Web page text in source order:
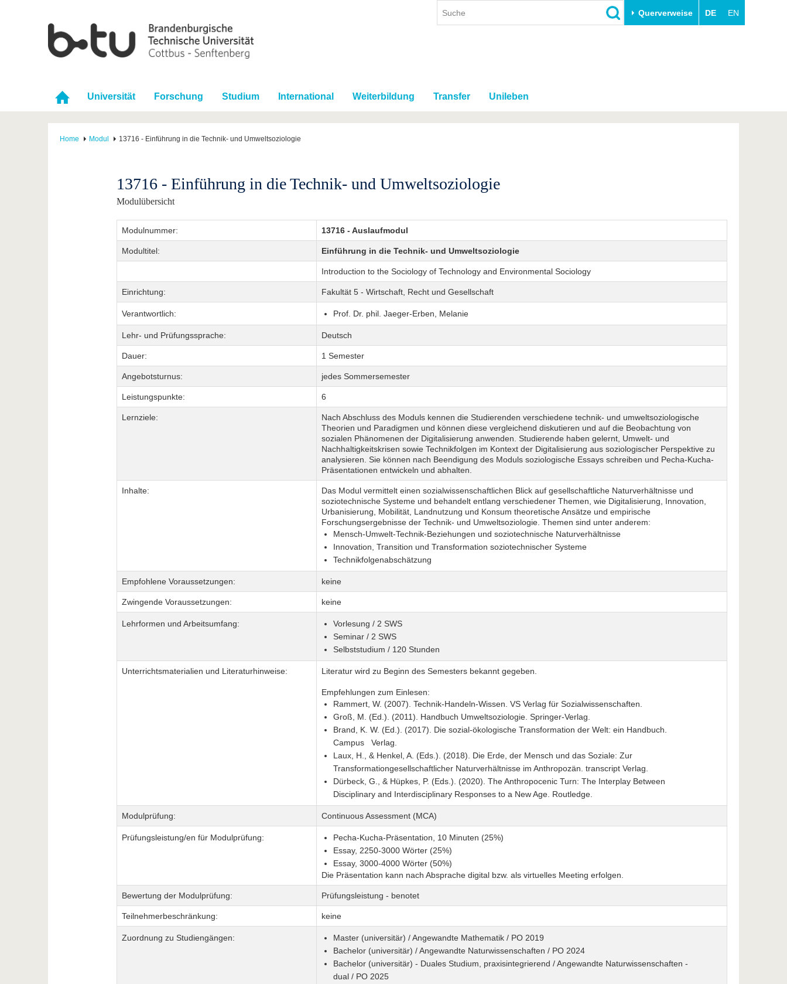
Querverweise DE EN
Universität Forschung Studium International Weiterbildung Transfer Unileben
Home Modul 13716 - Einführung in die Technik- und Umweltsoziologie
13716 - Einführung in die Technik- und Umweltsoziologie
Modulübersicht
Modulnummer: 13716 - Auslaufmodul
Modultitel: Einführung in die Technik- und Umweltsoziologie
Introduction to the Sociology of Technology and Environmental Sociology
Einrichtung: Fakultät 5 - Wirtschaft, Recht und Gesellschaft
Verantwortlich: Prof. Dr. phil. Jaeger-Erben, Melanie
Lehr- und Prüfungssprache: Deutsch
Dauer: 1 Semester
Angebotsturnus: jedes Sommersemester
Leistungspunkte: 6
Lernziele:
Nach Abschluss des Moduls kennen die Studierenden verschiedene technik- und umweltsoziologische
Theorien und Paradigmen und können diese vergleichend diskutieren und auf die Beobachtung von
sozialen Phänomenen der Digitalisierung anwenden. Studierende haben gelernt, Umwelt- und
Nachhaltigkeitskrisen sowie Technikfolgen im Kontext der Digitalisierung aus soziologischer Perspektive zu
analysieren. Sie können nach Beendigung des Moduls soziologische Essays schreiben und Pecha-Kucha-
Präsentationen entwickeln und abhalten.
Inhalte:
Das Modul vermittelt einen sozialwissenschaftlichen Blick auf gesellschaftliche Naturverhältnisse und
soziotechnische Systeme und behandelt entlang verschiedener Themen, wie Digitalisierung, Innovation,
Urbanisierung, Mobilität, Landnutzung und Konsum theoretische Ansätze und empirische
Forschungsergebnisse der Technik- und Umweltsoziologie. Themen sind unter anderem:
Mensch-Umwelt-Technik-Beziehungen und soziotechnische Naturverhältnisse
Innovation, Transition und Transformation soziotechnischer Systeme
Technikfolgenabschätzung
Empfohlene Voraussetzungen: keine
Zwingende Voraussetzungen: keine
Lehrformen und Arbeitsumfang:
Vorlesung / 2 SWS
Seminar / 2 SWS
Selbststudium / 120 Stunden
Unterrichtsmaterialien und Literaturhinweise: Literatur wird zu Beginn des Semesters bekannt gegeben.
Empfehlungen zum Einlesen:
Rammert, W. (2007). Technik-Handeln-Wissen. VS Verlag für Sozialwissenschaften.
Groß, M. (Ed.). (2011). Handbuch Umweltsoziologie. Springer-Verlag.
Brand, K. W. (Ed.). (2017). Die sozial-ökologische Transformation der Welt: ein Handbuch.
Campus Verlag.
Laux, H., & Henkel, A. (Eds.). (2018). Die Erde, der Mensch und das Soziale: Zur
Transformationgesellschaftlicher Naturverhältnisse im Anthropozän. transcript Verlag.
Dürbeck, G., & Hüpkes, P. (Eds.). (2020). The Anthropocenic Turn: The Interplay Between
Disciplinary and Interdisciplinary Responses to a New Age. Routledge.
Modulprüfung: Continuous Assessment (MCA)
Prüfungsleistung/en für Modulprüfung:
Pecha-Kucha-Präsentation, 10 Minuten (25%)
Essay, 2250-3000 Wörter (25%)
Essay, 3000-4000 Wörter (50%)
Die Präsentation kann nach Absprache digital bzw. als virtuelles Meeting erfolgen.
Bewertung der Modulprüfung: Prüfungsleistung - benotet
Teilnehmerbeschränkung: keine
Zuordnung zu Studiengängen:
Master (universitär) / Angewandte Mathematik / PO 2019
Bachelor (universitär) / Angewandte Naturwissenschaften / PO 2024
Bachelor (universitär) - Duales Studium, praxisintegrierend / Angewandte Naturwissenschaften -
dual / PO 2025